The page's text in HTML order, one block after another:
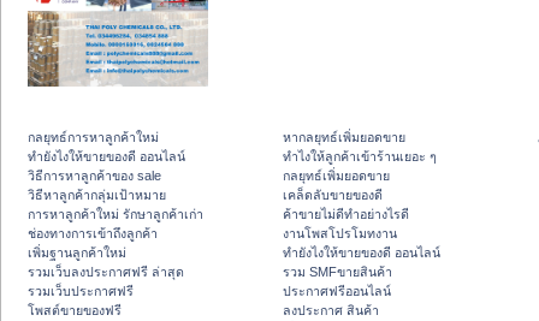
กลยุทธ์การหาลูกค้าใหม่
ทํายังไงให้ขายของดี ออนไลน์
วิธีการหาลูกค้าของ sale
วิธีหาลูกค้ากลุ่มเป้าหมาย
การหาลูกค้าใหม่ รักษาลูกค้าเก่า
ช่องทางการเข้าถึงลูกค้า
เพิ่มฐานลูกค้าใหม่
รวมเว็บลงประกาศฟรี ล่าสุด
รวมเว็บประกาศฟรี
โพสต์ขายของฟรี
หากลยุทธ์เพิ่มยอดขาย
ทําไงให้ลูกค้าเข้าร้านเยอะ ๆ
กลยุทธ์เพิ่มยอดขาย
เคล็ดลับขายของดี
ค้าขายไม่ดีทำอย่างไรดี
งานโพสโปรโมทงาน
ทํายังไงให้ขายของดี ออนไลน์
รวม SMFขายสินค้า
ประกาศฟรีออนไลน์
ลงประกาศ สินค้า